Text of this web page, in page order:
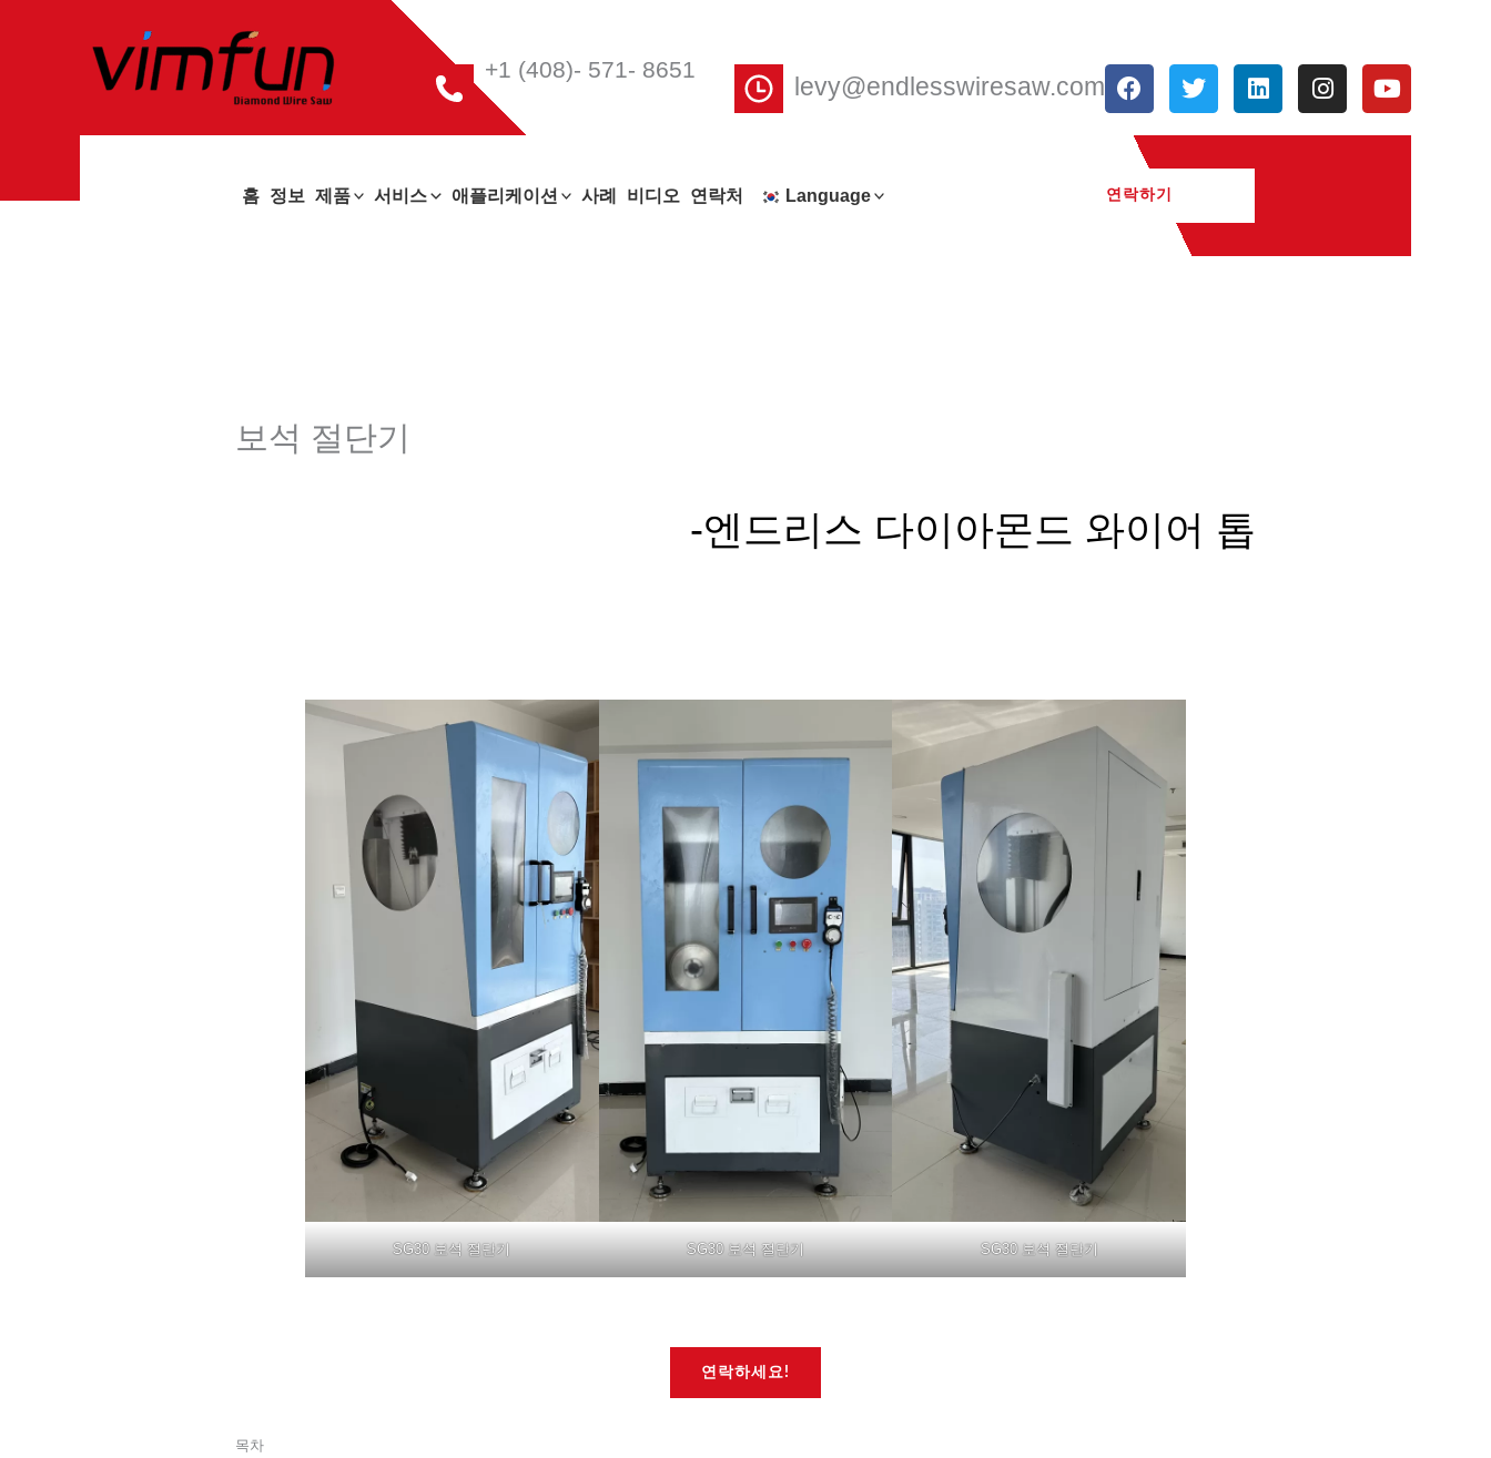
+1 (408)- 571- 8651
levy@endlesswiresaw.com
F
a
e
o
트
위
링
크
인
스
유
튜
홈 정보 제품 서비스 애플리케이션 사례 비디오 연락처 Language 연락하기
보석 절단기
-엔드리스 다이아몬드 와이어 톱
SG30 보석 절단기 SG30 보석 절단기 SG30 보석 절단기
연락하세요!
목차